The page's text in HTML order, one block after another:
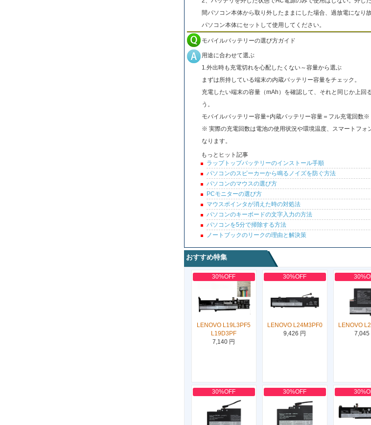
間パソコン本体から取り外したままにした場合、過放電になり
パソコン本体にセットして使用してください。
モバイルバッテリーの選び方ガイド
用途に合わせて選ぶ
1.外出時も充電切れを心配したくない～容量から選ぶ
まずは所持している端末の内蔵バッテリー容量をチェック。
充電したい端末の容量（mAh）を確認して、それと同じか上回
う。
モバイルバッテリー容量÷内蔵バッテリー容量＝フル充電回数※
※ 実際の充電回数は電池の使用状況や環境温度、スマートフォ
なります。
もっとヒット記事
ラップトップバッテリーのインストール手順
パソコンのスピーカーから鳴るノイズを防ぐ方法
パソコンのマウスの選び方
PCモニターの選び方
マウスポインタが消えた時の対処法
パソコンのキーボードの文字入力の方法
パソコンを5分で掃除する方法
ノートブックのリークの理由と解決策
おすすめ特集
30%OFF
LENOVO L19L3PF5
L19D3PF
7,140 円
30%OFF
LENOVO L24M3PF0
9,426 円
LENOVO
7,045
30%OFF 30%OFF